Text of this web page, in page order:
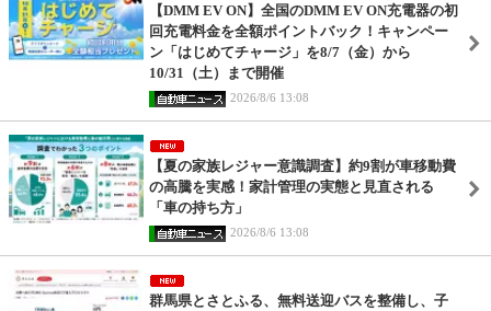
【DMM EV ON】全国のDMM EV ON充電器の初
回充電料金を全額ポイントバック！キャンペー
ン「はじめてチャージ」を8/7（金）から
10/31（土）まで開催
2026/8/6 13:08
【夏の家族レジャー意識調査】約9割が車移動費
の高騰を実感！家計管理の実態と見直される
「車の持ち方」
2026/8/6 13:08
群馬県とさとふる、無料送迎バスを整備し、子